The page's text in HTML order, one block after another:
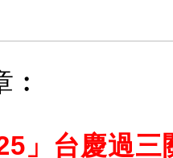
25」台慶過